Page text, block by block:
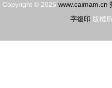
Copyright © 2026 www.caimam.cn
字復印 版權